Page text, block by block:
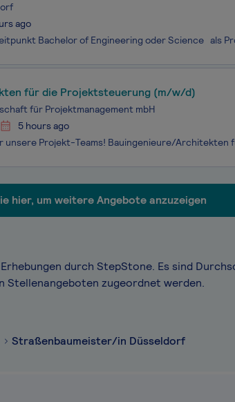
ago
für die Projektsteuerung (m/w/d)
für Projektmanagement mbH
5 hours ago
hier, um weitere Angebote anzuzeigen
durch StepStone. Es sind
Stellenangeboten zugeordnet werden.
Straßenbaumeister/in Düsseldorf